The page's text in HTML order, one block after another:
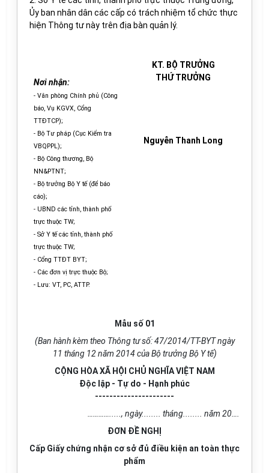
Ủy ban nhân dân các cấp có trách nhiệm tổ chức thực
hiện Thông tư này trên địa bàn quản lý.
Nơi nhận:
- Văn phòng Chính phủ (Công
báo, Vụ KGVX, Cổng
TTĐTCP);
- Bộ Tư pháp (Cục Kiểm tra
VBQPPL);
- Bộ Công thương, Bộ
NN&PTNT;
- Bộ trưởng Bộ Y tế (để báo
cáo);
- UBND các tỉnh, thành phố
trực thuộc TW;
- Sở Y tế các tỉnh, thành phố
trực thuộc TW;
- Cổng TTĐT BYT;
- Các đơn vị trực thuộc Bộ;
- Lưu: VT, PC, ATTP.
KT. BỘ TRƯỞNG
THỨ TRƯỞNG
Nguyễn Thanh Long
Mẫu số 01
(Ban hành kèm theo Thông tư số: 47/2014/TT-BYT ngày
11 tháng 12 năm 2014 của Bộ trưởng Bộ Y tế)
CỘNG HÒA XÃ HỘI CHỦ NGHĨA VIỆT NAM
Độc lập - Tự do - Hạnh phúc
----------------------
…………....., ngày........ tháng........ năm 20….
ĐƠN ĐỀ NGHỊ
Cấp Giấy chứng nhận cơ sở đủ điều kiện an toàn thực
phẩm